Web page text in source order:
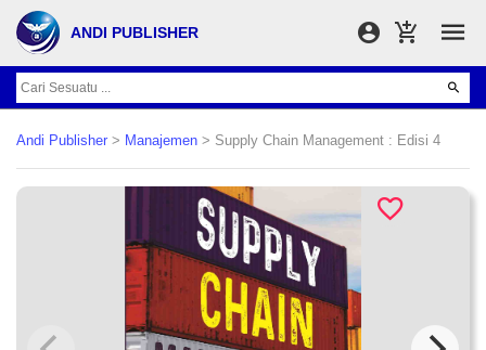
ANDI PUBLISHER
Andi Publisher > Manajemen > Supply Chain Management : Edisi 4